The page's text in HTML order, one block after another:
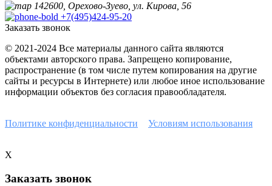
142600, Орехово-Зуево, ул. Кирова, 56
+7(495)424-95-20
Заказать звонок
© 2021-2024 Все материалы данного сайта являются
объектами авторского права. Запрещено копирование,
распространение (в том числе путем копирования на другие
сайты и ресурсы в Интернете) или любое иное использование
информации объектов без согласия правообладателя.
Политике конфиденциальности
Условиям использования
X
Заказать звонок